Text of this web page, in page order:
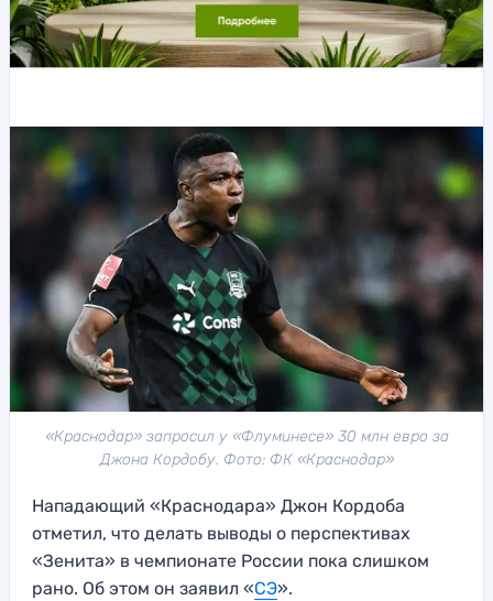
«Краснодар» запросил у «Флуминесе» 30 млн евро за
Джона Кордобу. Фото: ФК «Краснодар»
Нападающий «Краснодара» Джон Кордоба
отметил, что делать выводы о перспективах
«Зенита» в чемпионате России пока слишком
рано. Об этом он заявил «СЭ».